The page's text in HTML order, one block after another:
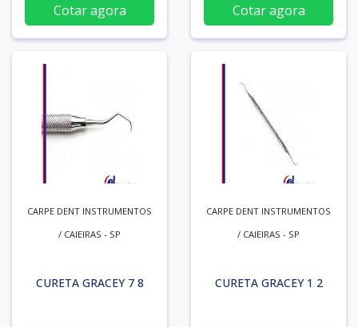
Cotar agora Cotar agora
CARPE DENT INSTRUMENTOS
/ CAIEIRAS - SP
CURETA GRACEY 7 8
CARPE DENT INSTRUMENTOS
/ CAIEIRAS - SP
CURETA GRACEY 1 2